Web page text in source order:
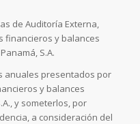
de Auditoría Externa,
financieros y balances
S.A.
anuales presentados por
y balances
y someterlos, por
a consideración del